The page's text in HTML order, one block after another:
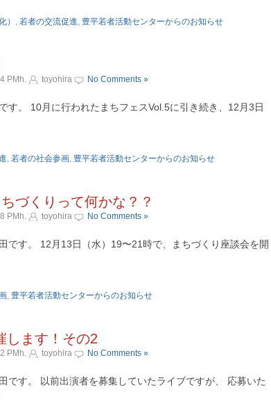
） , 若者の交流促進, 豊平若者活動センターからのお知らせ
PMh. toyohira No Comments »
す。 10月に行われたまちフェスVol.5に引き続き、12月3日
, 若者の社会参画, 豊平若者活動センターからのお知らせ
づくりって何かな？？
PMh. toyohira No Comments »
です。 12月13日（水）19〜21時で、まちづくり座談会を開
, 豊平若者活動センターからのお知らせ
します！その2
PMh. toyohira No Comments »
です。 以前出演者を募集していたライブですが、 応募いた